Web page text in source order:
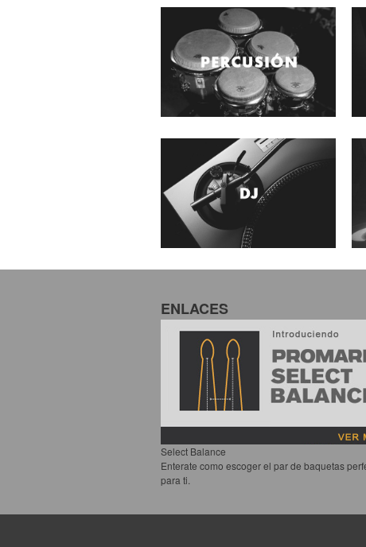
ENLACES
Select Balance
Enterate como escoger el par de baquetas
para ti.